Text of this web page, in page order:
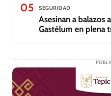
05 SEGURIDAD
Asesinan a balazos
Gastélum en plena